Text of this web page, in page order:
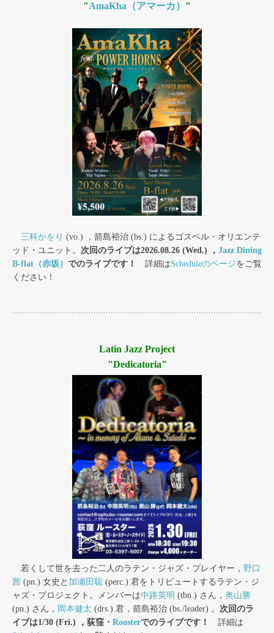
"AmaKha（アマーカ） "
三科かをり (vo.) ，箭島裕治 (bs.) によるゴスペル・オリエンテ
ッド・ユニット。 次回のライブは2026.08.26 (Wed.) ， Jazz Dining
B-flat（赤坂） でのライブです！ 詳細はScheduleのページをご覧
ください！
Latin Jazz Project
"Dedicatoria"
若くして世を去った二人のラテン・ジャズ・プレイヤー， 野口
茜 (pn.) 女史と 加瀬田聡 (perc.) 君をトリビュートするラテン・ジ
ャズ・プロジェクト。メンバーは中路英明 (tbn.) さん， 奥山勝
(pn.) さん， 岡本健太 (drs.) 君，箭島裕治 (bs./leader) 。 次回のラ
イブは1/30 (Fri.) ，荻窪・ Roosterでのライブです！
詳細は